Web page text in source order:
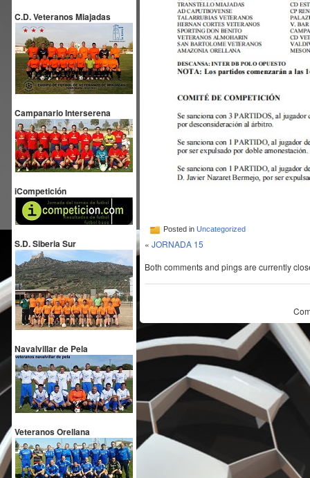
C.D. Veteranos Miajadas
Campanario Interserena
iCompetición
S.D. Siberia Sur
Navalvillar de Pela
Veteranos Orellana
Posted inUncategorized
«JORNADA 15
Both comments and pings are currently